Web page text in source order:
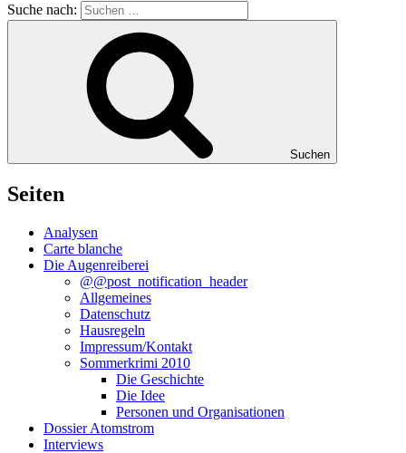
Suche nach:
Suchen
Seiten
Analysen
Carte blanche
Die Augenreiberei
@@post_notification_header
Allgemeines
Datenschutz
Hausregeln
Impressum/Kontakt
Sommerkrimi 2010
Die Geschichte
Die Idee
Personen und Organisationen
Dossier Atomstrom
Interviews